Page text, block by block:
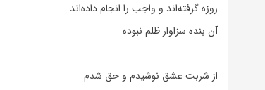
روزه گرفته‌اند و واجب را انجام داده‌اند
آن بنده سزاوار ظلم نبوده
از شربت عشق نوشیدم و حق شدم